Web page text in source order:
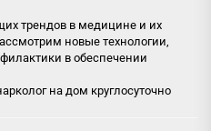
трендов в медицине и их
новые технологии,
в обеспечении
на дом круглосуточно